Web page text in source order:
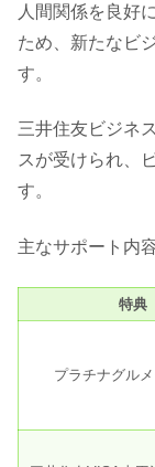
人間関係を良好
ため、新たなビ
す。
三井住友ビジネ
スが受けられ、
す。
主なサポート内
特典
プラチナグル